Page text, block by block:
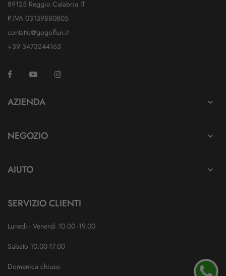
89125 Reggio Calabria IT
P.IVA 03139880805
contatto@gogolfun.it
+39 3473244163
Facebook YouTube
AZIENDA 
NEGOZIO 
AIUTO 
SERVIZIO CLIENTI
Lunedi - Venerdi 10.00 -19.00
Sabato 10.00-17.00
Domenica chiuso